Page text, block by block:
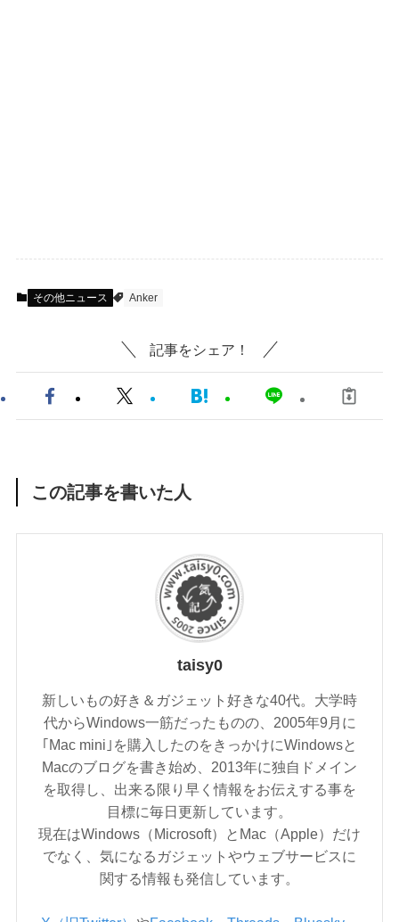
その他ニュース Anker
記事をシェア！
この記事を書いた人
taisy0
新しいもの好き＆ガジェット好きな40代。大学時
代からWindows一筋だったものの、2005年9月に
｢Mac mini｣を購入したのをきっかけにWindowsと
Macのブログを書き始め、2013年に独自ドメイン
を取得し、出来る限り早く情報をお伝えする事を
目標に毎日更新しています。
現在はWindows（Microsoft）とMac（Apple）だけ
でなく、気になるガジェットやウェブサービスに
関する情報も発信しています。